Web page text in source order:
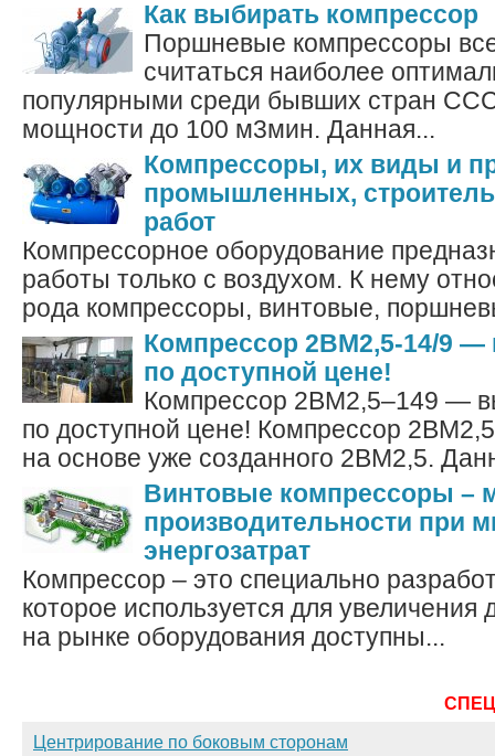
Как выбирать компрессор
Поршневые компрессоры
считаться наиболее
популярными среди бывших стран
мощности до 100 м3мин. Данная...
Компрессоры, их виды и
промышленных,
работ
Компрессорное оборудование
работы только с воздухом. К нему
рода компрессоры, винтовые,
Компрессор 2ВМ2,5-14/9 —
по доступной цене!
Компрессор 2ВМ2,5–149 —
по доступной цене! Компрессор
на основе уже созданного 2ВМ2,5.
Винтовые компрессоры –
производительности при
энергозатрат
Компрессор – это специально
которое используется для увеличения
на рынке оборудования доступны...
Центрирование по боковым сторонам